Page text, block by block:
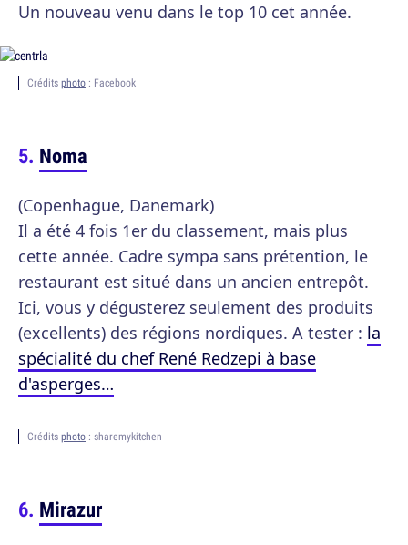
Un nouveau venu dans le top 10 cet année.
Crédits photo : Facebook
Noma
(Copenhague, Danemark)
Il a été 4 fois 1er du classement, mais plus
cette année. Cadre sympa sans prétention, le
restaurant est situé dans un ancien entrepôt.
Ici, vous y dégusterez seulement des produits
(excellents) des régions nordiques. A tester : la
spécialité du chef René Redzepi à base
d'asperges…
Crédits photo : sharemykitchen
Mirazur